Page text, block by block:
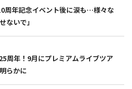
周年記念イベント後に涙も…様々な
ないで」
周年！9月にプレミアムライブツア
らかに